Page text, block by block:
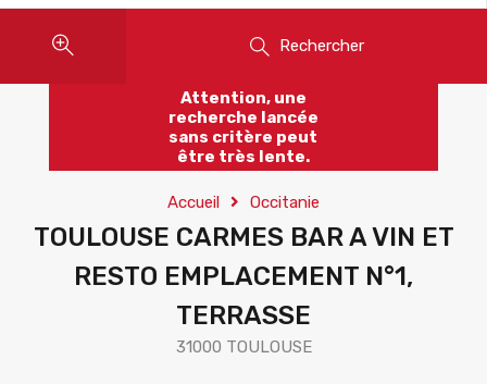
Rechercher
Attention, une
recherche lancée
sans critère peut
être très lente.
Accueil Occitanie
TOULOUSE CARMES BAR A VIN ET
RESTO EMPLACEMENT N°1,
TERRASSE
31000 TOULOUSE